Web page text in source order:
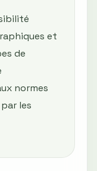
et
de
normes
les